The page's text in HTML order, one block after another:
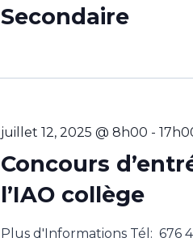
Secondaire
juillet 12, 2025 @ 8h00 -
Concours
l’IAO collège
Plus d'Informations Tél: 676